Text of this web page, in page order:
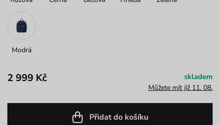
Modrá
2 999 Kč skladem
Můžete mít již 11. 08.
Přidat do košíku